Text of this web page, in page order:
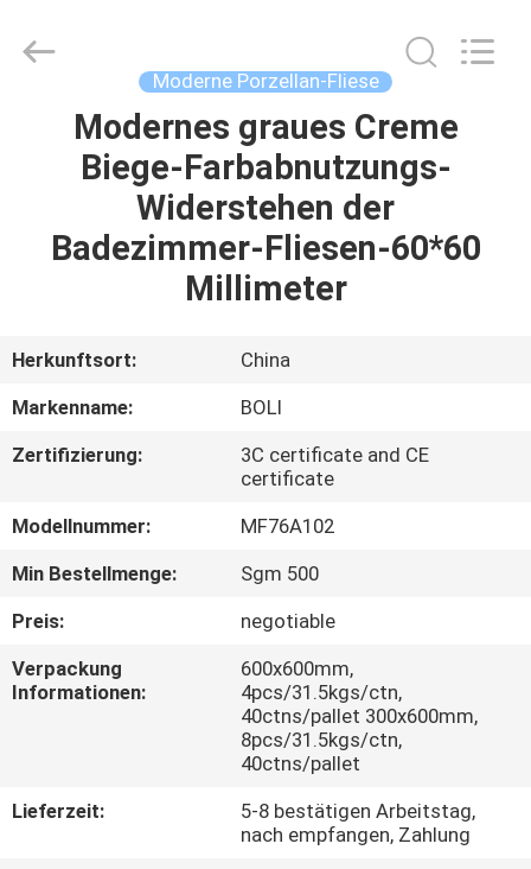
HAUSE
PRODUKTE
ÜBER
WERKSBESICHTIGUNG
QUALITÄTSKONTROLLE
KONTAKT
MIT
BITTE UM
CERAMICS
CO.,LTD..
Moderne Porzellan-Fliese
Modernes graues Creme
Biege-Farbabnutzungs-
Widerstehen der
Badezimmer-Fliesen-60*60
Millimeter
Herkunftsort:
China
Markenname:
BOLI
Zertifizierung:
3C certificate and CE
certificate
Modellnummer:
MF76A102
Min Bestellmenge:
Sgm 500
Preis:
negotiable
Verpackung
Informationen:
600x600mm,
4pcs/31.5kgs/ctn,
40ctns/pallet 300x600mm,
8pcs/31.5kgs/ctn,
40ctns/pallet
Lieferzeit:
5-8 bestätigen Arbeitstag,
nach empfangen, Zahlung